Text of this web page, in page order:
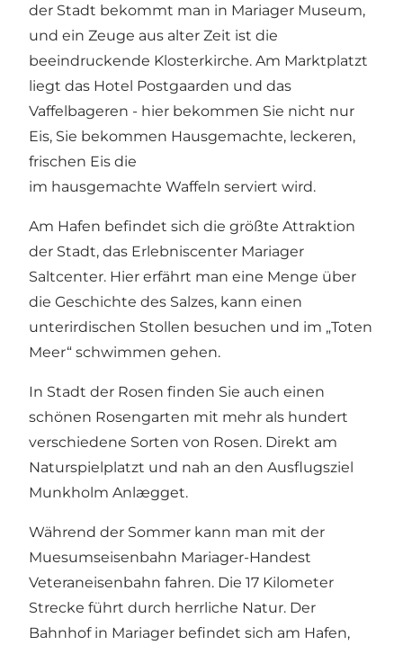
der Stadt bekommt man in Mariager Museum,
und ein Zeuge aus alter Zeit ist die
beeindruckende Klosterkirche. Am Marktplatzt
liegt das Hotel Postgaarden und das
Vaffelbageren - hier bekommen Sie nicht nur
Eis, Sie bekommen Hausgemachte, leckeren,
frischen Eis die
im hausgemachte Waffeln serviert wird.
Am Hafen befindet sich die größte Attraktion
der Stadt, das Erlebniscenter Mariager
Saltcenter. Hier erfährt man eine Menge über
die Geschichte des Salzes, kann einen
unterirdischen Stollen besuchen und im „Toten
Meer“ schwimmen gehen.
In Stadt der Rosen finden Sie auch einen
schönen Rosengarten mit mehr als hundert
verschiedene Sorten von Rosen. Direkt am
Naturspielplatzt und nah an den Ausflugsziel
Munkholm Anlægget.
Während der Sommer kann man mit der
Muesumseisenbahn Mariager-Handest
Veteraneisenbahn fahren. Die 17 Kilometer
Strecke führt durch herrliche Natur. Der
Bahnhof in Mariager befindet sich am Hafen,